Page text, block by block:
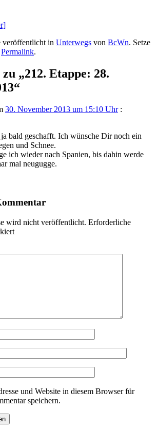
veröffentlicht in Unterwegs von BcWn. Setze
Permalink.
„212. Etappe: 28.
“
30. November 2013 um 15:10 Uhr :
ja bald geschafft. Ich wünsche Dir noch ein
und Schnee.
ich wieder nach Spanien, bis dahin werde
mal neugugge.
wird nicht veröffentlicht. Erforderliche
und Website in diesem Browser für
speichern.